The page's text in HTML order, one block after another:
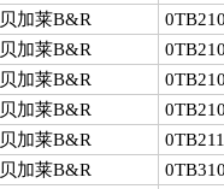
贝加莱B&R
贝加莱B&R
贝加莱B&R
贝加莱B&R
贝加莱B&R
贝加莱B&R